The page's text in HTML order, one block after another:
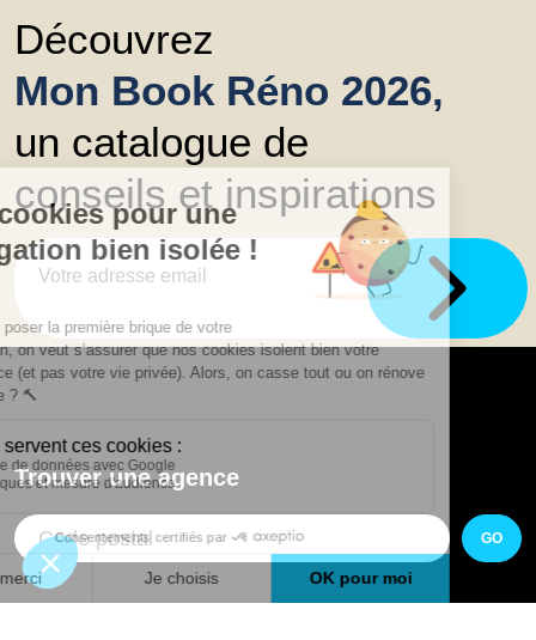
Découvrez
Mon Book Réno 2026,
un catalogue de
conseils et inspirations
Trouver une agence
GO